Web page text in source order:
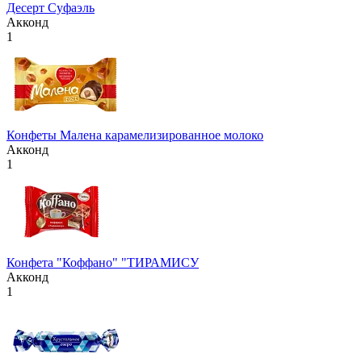
Десерт Суфаэль
Акконд
1
Конфеты Малена карамелизированное молоко
Акконд
1
Конфета "Коффано" "ТИРАМИСУ
Акконд
1